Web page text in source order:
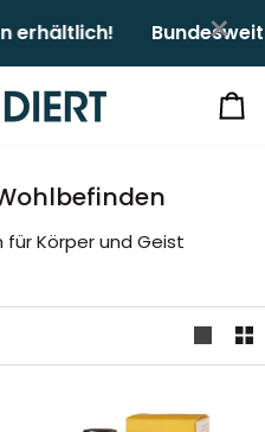
ㅤㅤ Bundesweit
Körper und Geist
×